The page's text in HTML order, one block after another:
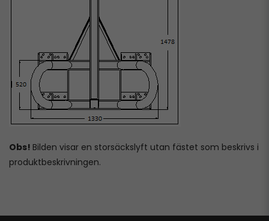
Obs! Bilden visar en storsäckslyft utan fästet som beskrivs i
produktbeskrivningen.